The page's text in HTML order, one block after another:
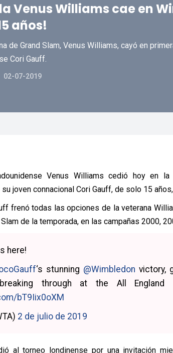
Venus Williams cae en
años!
de Grand Slam, Venus Williams, cayó en
Cori Gauff.
02-07-2019
Venus Williams cedió hoy en
joven connacional Cori Gauff, de solo 15
frenó todas las opciones de la veterana
de la temporada, en las campañas 2000,
here!
‘s stunning @Wimbledon victory,
through at the All England
bT9Iix0oXM
2 de julio de 2019
al torneo londinense por una invitación